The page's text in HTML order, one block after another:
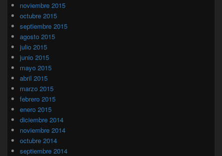
noviembre 2015
octubre 2015
septiembre 2015
agosto 2015
julio 2015
junio 2015
mayo 2015
abril 2015
marzo 2015
febrero 2015
enero 2015
diciembre 2014
noviembre 2014
octubre 2014
septiembre 2014